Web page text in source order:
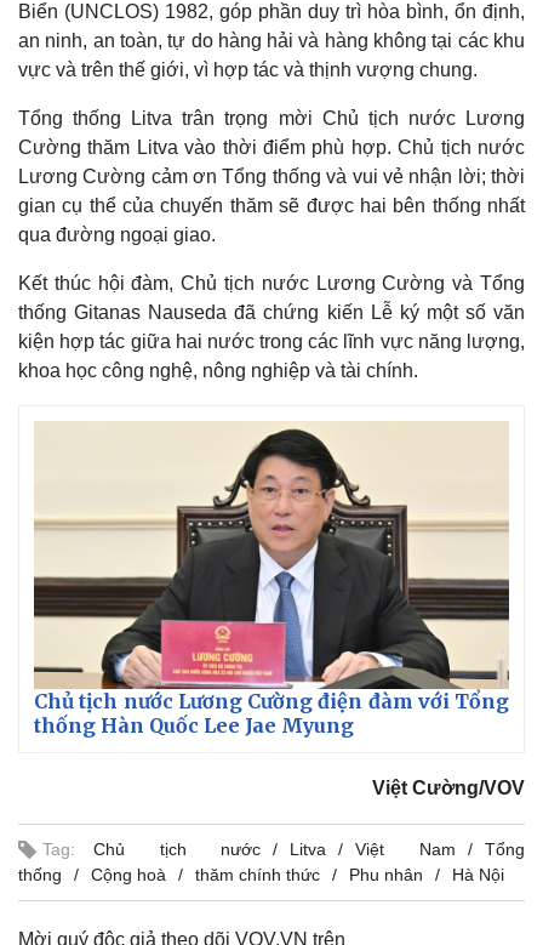
Biển (UNCLOS) 1982, góp phần duy trì hòa bình, ổn định,
an ninh, an toàn, tự do hàng hải và hàng không tại các khu
vực và trên thế giới, vì hợp tác và thịnh vượng chung.
Tổng thống Litva trân trọng mời Chủ tịch nước Lương
Cường thăm Litva vào thời điểm phù hợp. Chủ tịch nước
Lương Cường cảm ơn Tổng thống và vui vẻ nhận lời; thời
gian cụ thể của chuyến thăm sẽ được hai bên thống nhất
qua đường ngoại giao.
Kết thúc hội đàm, Chủ tịch nước Lương Cường và Tổng
thống Gitanas Nauseda đã chứng kiến Lễ ký một số văn
kiện hợp tác giữa hai nước trong các lĩnh vực năng lượng,
khoa học công nghệ, nông nghiệp và tài chính.
Chủ tịch nước Lương Cường điện đàm với Tổng
thống Hàn Quốc Lee Jae Myung
Việt Cường/VOV
Tag: Chủ tịch nước Litva Việt Nam
Tổng
thống
Cộng hoà thăm chính thức Phu nhân Hà Nội
Mời quý độc giả theo dõi VOV.VN trên